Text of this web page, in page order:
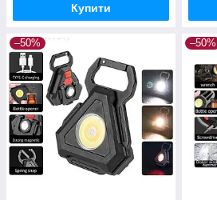
Купити
–50% –50%